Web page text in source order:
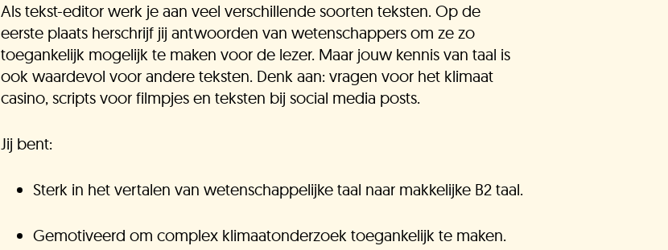
Als tekst-editor werk je aan veel verschillende soorten teksten. Op de
eerste plaats herschrijf jij antwoorden van wetenschappers om ze zo
toegankelijk mogelijk te maken voor de lezer. Maar jouw kennis van taal is
ook waardevol voor andere teksten. Denk aan: vragen voor het klimaat
casino, scripts voor filmpjes en teksten bij social media posts.
Jij bent:
Sterk in het vertalen van wetenschappelijke taal naar makkelijke B2 taal.
Gemotiveerd om complex klimaatonderzoek toegankelijk te maken.